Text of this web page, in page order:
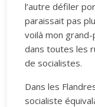
l’autre défiler
paraissait pas
voilà mon
dans toutes les
de socialistes.
Dans les
socialiste